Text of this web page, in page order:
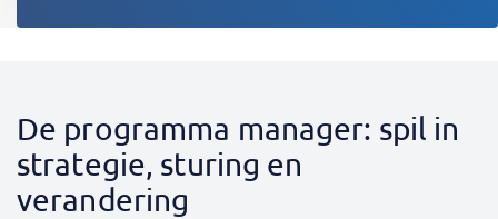
De programma manager: spil in
strategie, sturing en
verandering